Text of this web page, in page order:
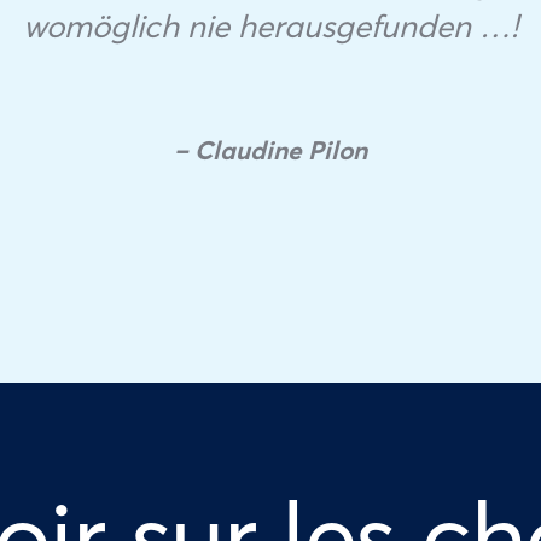
womöglich nie herausgefunden …!
– Claudine Pilon